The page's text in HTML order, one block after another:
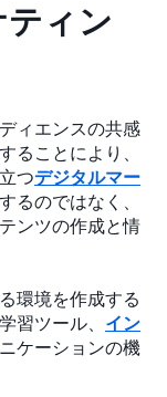
ィン
ィエンスの共感
ることにより、
つデジタルマー
るのではなく、
ンツの作成と情
環境を作成する
習ツール、 イン
ケーションの機